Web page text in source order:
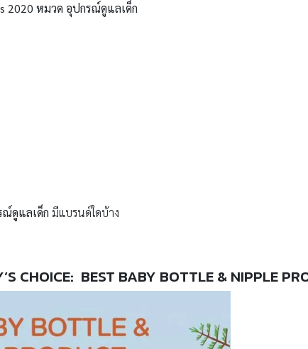
2020 หมวด อุปกรณ์ดูแลเด็ก
ณ์ดูแลเด็ก มีแบรนด์ใดบ้าง
CHOICE: BEST BABY BOTTLE & NIPPLE